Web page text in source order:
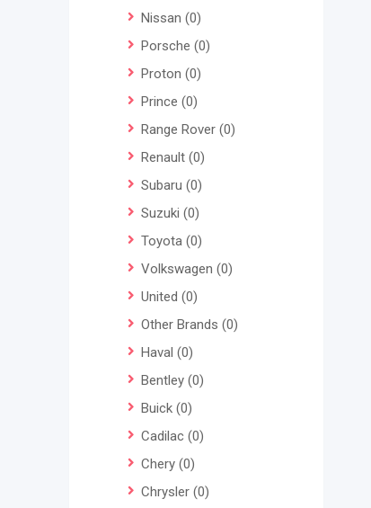
Nissan (0)
Porsche (0)
Proton (0)
Prince (0)
Range Rover (0)
Renault (0)
Subaru (0)
Suzuki (0)
Toyota (0)
Volkswagen (0)
United (0)
Other Brands (0)
Haval (0)
Bentley (0)
Buick (0)
Cadilac (0)
Chery (0)
Chrysler (0)